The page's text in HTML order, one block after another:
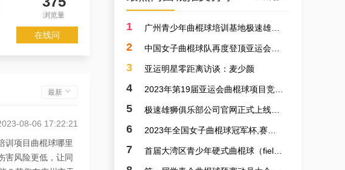
浏览量
在线问
最新
08-06 17:22:21
训项目曲棍球哪里
害风险更低，让同
1
2
3 亚运明星零距离访谈：麦少颜
4
5
6
7